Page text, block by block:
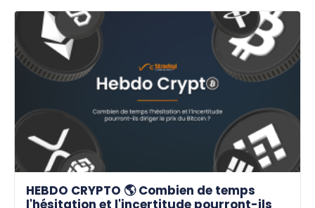
HEBDO CRYPTO 🌎 Combien de temps
l'hésitation et l'incertitude pourront-ils